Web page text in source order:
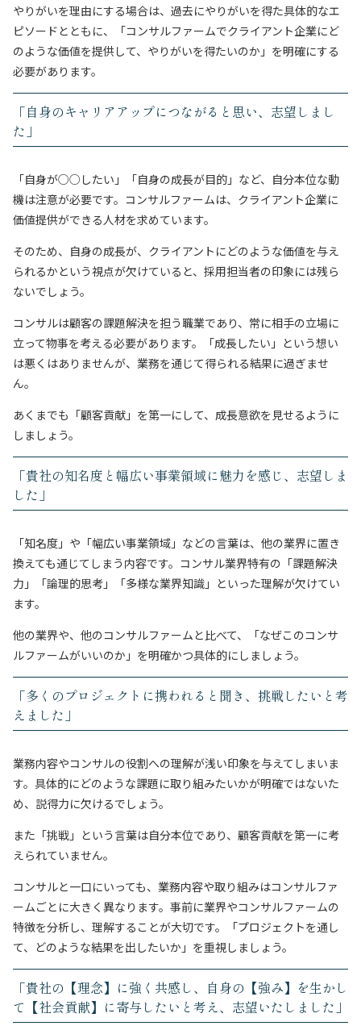
やりがいを理由にする場合は、過去にやりがいを得た具体的なエ
ピソードとともに、「コンサルファームでクライアント企業にど
のような価値を提供して、やりがいを得たいのか」を明確にする
必要があります。
「自身のキャリアアップにつながると思い、志望しまし
た」
「自身が○○したい」「自身の成長が目的」など、自分本位な動
機は注意が必要です。コンサルファームは、クライアント企業に
価値提供ができる人材を求めています。
そのため、自身の成長が、クライアントにどのような価値を与え
られるかという視点が欠けていると、採用担当者の印象には残ら
ないでしょう。
コンサルは顧客の課題解決を担う職業であり、常に相手の立場に
立って物事を考える必要があります。「成長したい」という想い
は悪くはありませんが、業務を通じて得られる結果に過ぎませ
ん。
あくまでも「顧客貢献」を第一にして、成長意欲を見せるように
しましょう。
「貴社の知名度と幅広い事業領域に魅力を感じ、志望しま
した」
「知名度」や「幅広い事業領域」などの言葉は、他の業界に置き
換えても通じてしまう内容です。コンサル業界特有の「課題解決
力」「論理的思考」「多様な業界知識」といった理解が欠けてい
ます。
他の業界や、他のコンサルファームと比べて、「なぜこのコンサ
ルファームがいいのか」を明確かつ具体的にしましょう。
「多くのプロジェクトに携われると聞き、挑戦したいと考
えました」
業務内容やコンサルの役割への理解が浅い印象を与えてしまいま
す。具体的にどのような課題に取り組みたいかが明確ではないた
め、説得力に欠けるでしょう。
また「挑戦」という言葉は自分本位であり、顧客貢献を第一に考
えられていません。
コンサルと一口にいっても、業務内容や取り組みはコンサルファ
ームごとに大きく異なります。事前に業界やコンサルファームの
特徴を分析し、理解することが大切です。「プロジェクトを通し
て、どのような結果を出したいか」を重視しましょう。
「貴社の【理念】に強く共感し、自身の【強み】を生かし
て【社会貢献】に寄与したいと考え、志望いたしました」